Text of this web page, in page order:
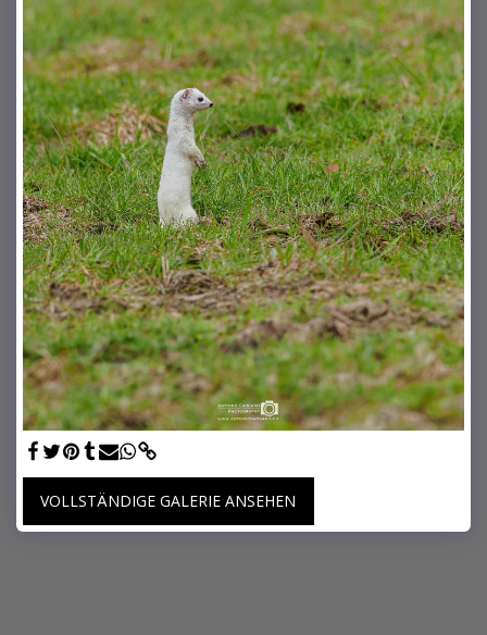
VOLLSTÄNDIGE GALERIE ANSEHEN